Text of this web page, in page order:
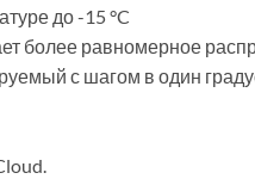
до -15 °C
более равномерное
с шагом в один